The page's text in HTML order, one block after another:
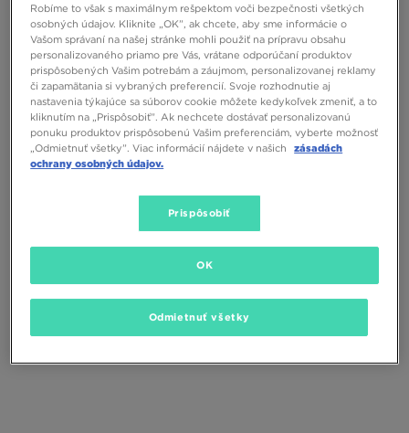
NIKE LEGGINGS W NK DF ONE HR
TIGHT USM GLS
55,00 €
NIKE BRA W NK INDY BRA TRIČKO
GLS
45,00 €
HR OS
Robíme to však s maximálnym rešpektom voči bezpečnosti všetkých
osobných údajov. Kliknite „OK”, ak chcete, aby sme informácie o
Vašom správaní na našej stránke mohli použiť na prípravu obsahu
personalizovaného priamo pre Vás, vrátane odporúčaní produktov
prispôsobených Vašim potrebám a záujmom, personalizovanej reklamy
či zapamätania si vybraných preferencií. Svoje rozhodnutie aj
nastavenia týkajúce sa súborov cookie môžete kedykoľvek zmeniť, a to
kliknutím na „Prispôsobiť”. Ak nechcete dostávať personalizovanú
ponuku produktov prispôsobenú Vašim preferenciám, vyberte možnosť
„Odmietnuť všetky”. Viac informácií nájdete v našich
zásadách
ochrany osobných údajov.
Prispôsobiť
Odmietnuť všetky
OK